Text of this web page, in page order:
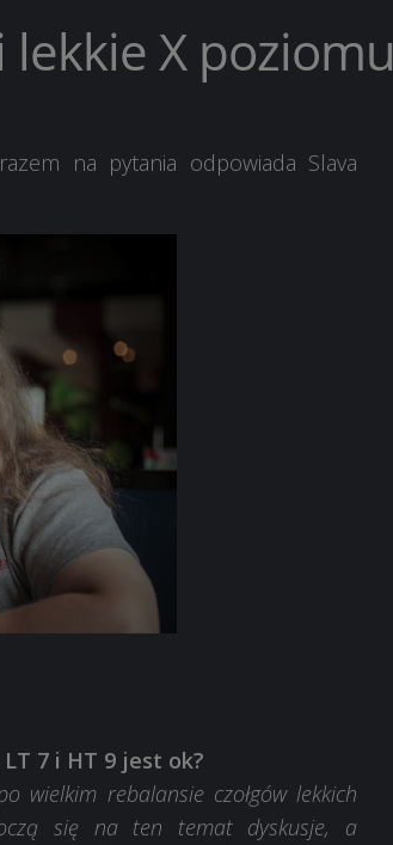
lekkie X poziomu
na pytania odpowiada Slava
7 i HT 9 jest ok?
wielkim rebalansie czołgów lekkich
się na ten temat dyskusje, a